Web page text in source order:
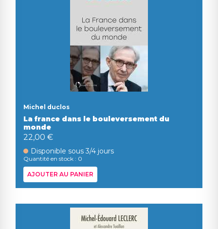
Michel duclos
La france dans le bouleversement du
monde
22,00 €
Disponible sous 3/4 jours
Quantité en stock : 0
AJOUTER AU PANIER